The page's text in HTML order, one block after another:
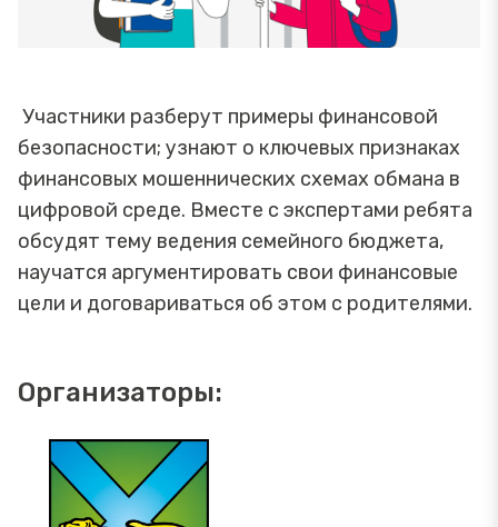
Участники разберут примеры финансовой
безопасности; узнают о ключевых признаках
финансовых мошеннических схемах обмана в
цифровой среде. Вместе с экспертами ребята
обсудят тему ведения семейного бюджета,
научатся аргументировать свои финансовые
цели и договариваться об этом с родителями.
Организаторы: